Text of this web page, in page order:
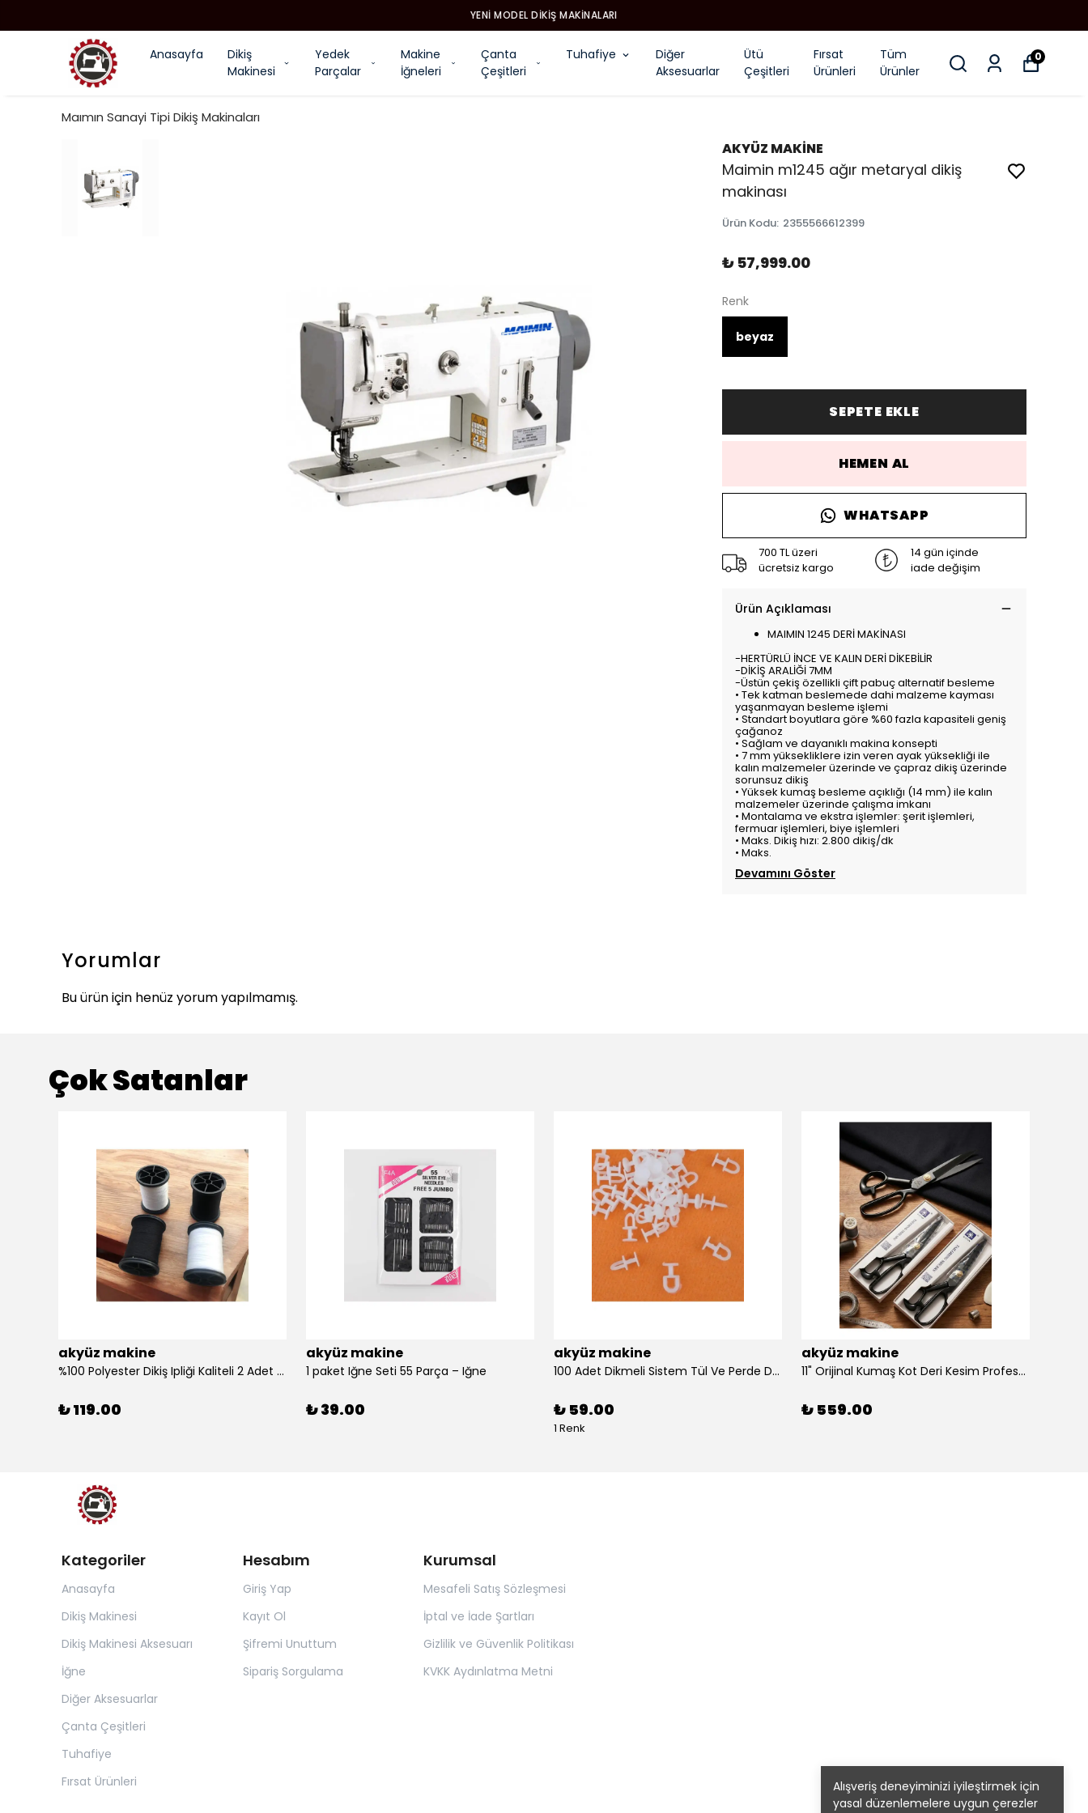
YENI MODEL DIKIŞ MAKINALARI
Anasayfa
Dikiş
Makinesi
Yedek
Parçalar
Makine
İğneleri
Çanta
Çeşitleri
Tuhafiye
Diğer
Aksesuarlar
Ütü
Çeşitleri
Fırsat
Ürünleri
Tüm
Ürünler
0
Alışveriş deneyiminizi iyileştirmek için
yasal düzenlemelere uygun çerezler
Maımın Sanayi Tipi Dikiş Makinaları
AKYÜZ MAKİNE
Maimin m1245 ağır metaryal dikiş
makinası
Ürün Kodu: 2355566612399
₺ 57,999.00
Renk
beyaz
SEPETE EKLE
HEMEN AL
WHATSAPP
700 TL üzeri
ücretsiz kargo
14 gün içinde
iade değişim
Ürün Açıklaması
MAIMIN 1245 DERİ MAKİNASI
-HERTÜRLÜ İNCE VE KALIN DERİ DİKEBİLİR
-DİKİŞ ARALİĞİ 7MM
-Üstün çekiş özellikli çift pabuç alternatif besleme
• Tek katman beslemede dahi malzeme kayması
yaşanmayan besleme işlemi
• Standart boyutlara göre %60 fazla kapasiteli geniş
çağanoz
• Sağlam ve dayanıklı makina konsepti
• 7 mm yüksekliklere izin veren ayak yüksekliği ile
kalın malzemeler üzerinde ve çapraz dikiş üzerinde
sorunsuz dikiş
• Yüksek kumaş besleme açıklığı (14 mm) ile kalın
malzemeler üzerinde çalışma imkanı
• Montalama ve ekstra işlemler: şerit işlemleri,
fermuar işlemleri, biye işlemleri
• Maks. Dikiş hızı: 2.800 dikiş/dk
• Maks.
Devamını Göster
Yorumlar
Bu ürün için henüz yorum yapılmamış.
Çok Satanlar
akyüz makine
%100 Polyester Dikiş Ipliği Kaliteli 2 Adet Farklı Makara Ip Dikiş İpi Siyah&Beyaz 2'Li Set
₺ 119.00
akyüz makine
1 paket Iğne Seti 55 Parça – Iğne
₺ 39.00
akyüz makine
100 Adet Dikmeli Sistem Tül Ve Perde Düğmesi Korniş Halkası
₺ 59.00
1 Renk
akyüz makine
11" Orijinal Kumaş Kot Deri Kesim Profesyonel Terzi Makası, Dövme Alaşımlı Çelik Premium
₺ 559.00
Kategoriler
Anasayfa
Dikiş Makinesi
Dikiş Makinesi Aksesuarı
İğne
Diğer Aksesuarlar
Çanta Çeşitleri
Tuhafiye
Fırsat Ürünleri
Hesabım
Giriş Yap
Kayıt Ol
Şifremi Unuttum
Sipariş Sorgulama
Kurumsal
Mesafeli Satış Sözleşmesi
İptal ve İade Şartları
Gizlilik ve Güvenlik Politikası
KVKK Aydınlatma Metni